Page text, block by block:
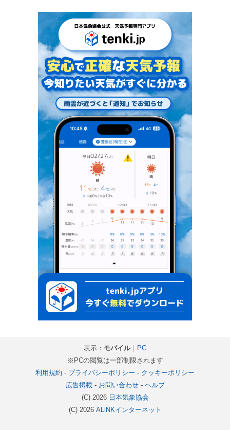
表示： モバイル｜ PC
※PCの閲覧は一部制限されます
利用規約 - プライバシーポリシー - クッキーポリシー
広告掲載- お問い合わせ- ヘルプ
(C) 2026 日本気象協会
(C) 2026 ALiNKインターネット